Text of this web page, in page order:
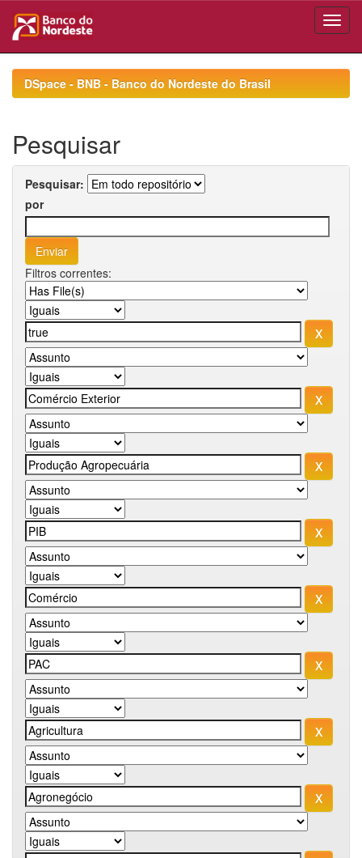
navigationDSpace - BNB - Banco do Nordeste do Brasil
Pesquisar
Pesquisar:
por
Filtros correntes: